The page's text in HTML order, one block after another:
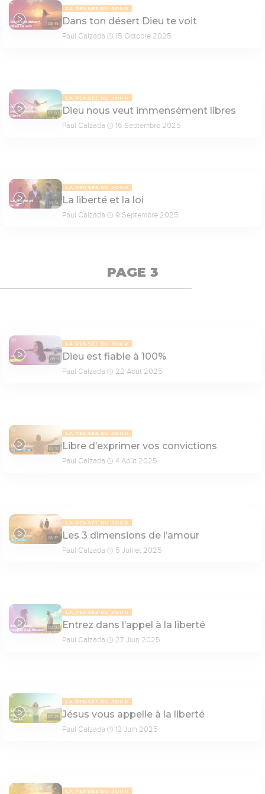
08:45
LA PENSÉE DU JOUR
Dans ton désert Dieu te voit
Paul Calzada 15 Octobre 2025
07:00
LA PENSÉE DU JOUR
Dieu nous veut immensément libres
Paul Calzada 16 Septembre 2025
07:12
LA PENSÉE DU JOUR
La liberté et la loi
Paul Calzada 9 Septembre 2025
PAGE 3
08:11
LA PENSÉE DU JOUR
Dieu est fiable à 100%
Paul Calzada 22 Août 2025
07:10
LA PENSÉE DU JOUR
Libre d’exprimer vos convictions
Paul Calzada 4 Août 2025
08:37
LA PENSÉE DU JOUR
Les 3 dimensions de l’amour
Paul Calzada 5 Juillet 2025
08:00
LA PENSÉE DU JOUR
Entrez dans l’appel à la liberté
Paul Calzada 27 Juin 2025
07:25
LA PENSÉE DU JOUR
Jésus vous appelle à la liberté
Paul Calzada 13 Juin 2025
LA PENSÉE DU JOUR